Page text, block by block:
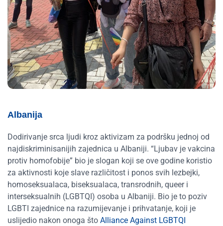
Albanija
Dodirivanje srca ljudi kroz aktivizam za podršku jednoj od
najdiskriminisanijih zajednica u Albaniji. “Ljubav je vakcina
protiv homofobije” bio je slogan koji se ove godine koristio
za aktivnosti koje slave različitost i ponos svih lezbejki,
homoseksualaca, biseksualaca, transrodnih, queer i
interseksualnih (LGBTQI) osoba u Albaniji. Bio je to poziv
LGBTI zajednice na razumijevanje i prihvatanje, koji je
uslijedio nakon onoga što Alliance Against LGBTQI